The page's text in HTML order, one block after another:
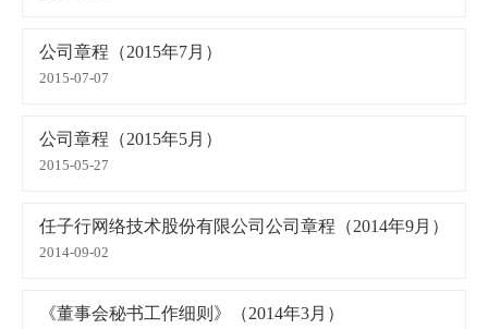
公司章程（2015年7月）
2015-07-07
公司章程（2015年5月）
2015-05-27
任子行网络技术股份有限公司公司章程（2014年9月）
2014-09-02
《董事会秘书工作细则》（2014年3月）